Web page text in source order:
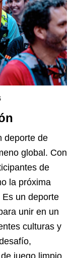
deporte de
global. Con
de
la próxima
un deporte
unir en un
culturas y
juego limpio